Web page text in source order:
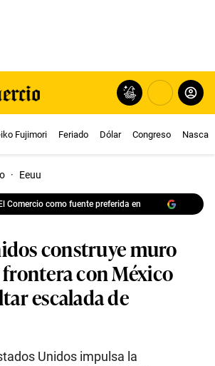
Fujimori Feriado Dólar Congreso Nasca
· Eeuu
Comercio como fuente preferida en
construye muro
con México
escalada de
Unidos impulsa la